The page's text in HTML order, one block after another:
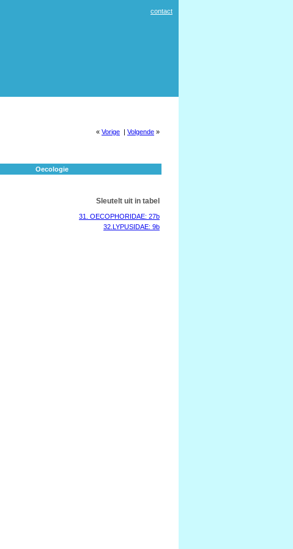
contact
« Vorige | Volgende »
Oecologie
Sleutelt uit in tabel
31. OECOPHORIDAE: 27b
32.LYPUSIDAE: 9b